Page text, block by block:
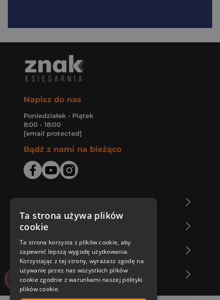
Napisz do nas
Poniedziałek - Piątek
8:00 - 18:00
[email protected]
Bądź z nami na bieżąco
Zakupy u nas
Nasza oferta
Nasi autorzy
Ta strona używa plików
cookie
Ta strona korzysta z plików cookie, aby
zapewnić lepszą wygodę użytkowania.
Korzystając z tej strony, wyrażasz zgodę na
używanie przez nas wszystkich plików
cookie zgodnie z warunkami naszej polityki
plików cookie.